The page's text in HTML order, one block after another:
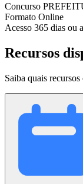
Concurso
Formato Online
Acesso 365 dias ou
Recursos
Saiba quais